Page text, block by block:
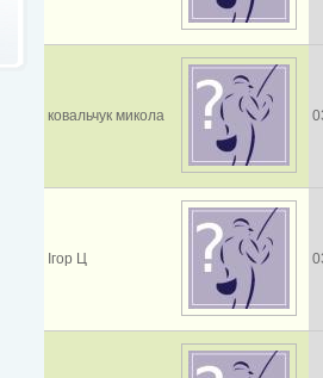
ковальчук микола
Ігор Ц